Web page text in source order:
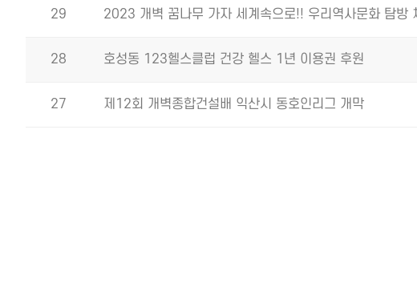
29 2023 개벽 꿈나무 가자 세계속으로!! 우리역사문화 탐방
28 호성동 123헬스클럽 건강 헬스 1년 이용권 후원
27 제12회 개벽종합건설배 익산시 동호인리그 개막